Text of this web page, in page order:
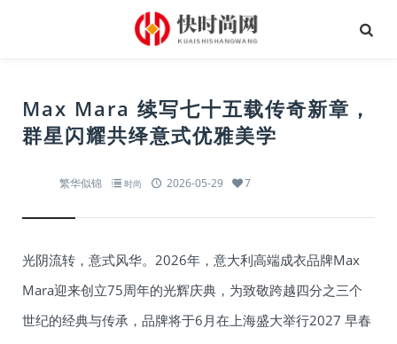
Max Mara 续写七十五载传奇新章，
群星闪耀共绎意式优雅美学
繁华似锦 时尚 2026-05-29 7
光阴流转，意式风华。2026年，意大利高端成衣品牌Max
Mara迎来创立75周年的光辉庆典，为致敬跨越四分之三个
世纪的经典与传承，品牌将于6月在上海盛大举行2027 早春